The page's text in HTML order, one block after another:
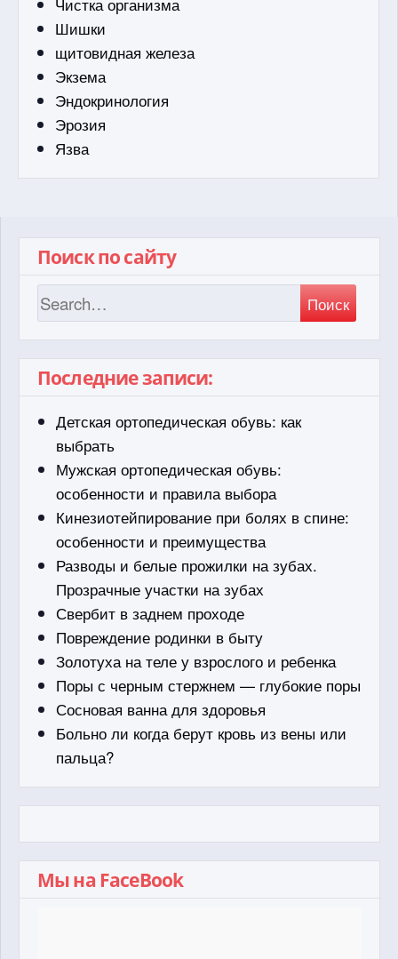
Шишки
щитовидная железа
Экзема
Эндокринология
Эрозия
Язва
Поиск по сайту
Поиск
Последние записи:
Детская ортопедическая обувь: как
выбрать
Мужская ортопедическая обувь:
особенности и правила выбора
Кинезиотейпирование при болях в спине:
особенности и преимущества
Разводы и белые прожилки на зубах.
Прозрачные участки на зубах
Свербит в заднем проходе
Повреждение родинки в быту
Золотуха на теле у взрослого и ребенка
Поры с черным стержнем — глубокие поры
Сосновая ванна для здоровья
Больно ли когда берут кровь из вены или
пальца?
Мы на FaceBook